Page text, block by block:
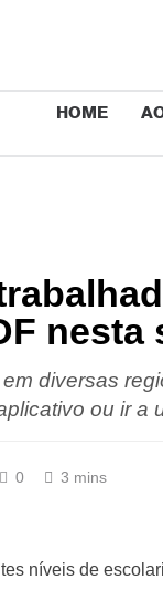
HOME
nesta
diversas
ou ir a
0 3 mins
níveis de